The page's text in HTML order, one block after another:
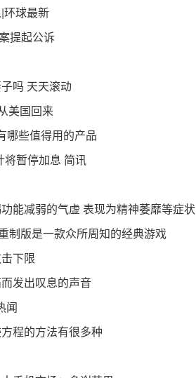
环球最新
提起公诉
吗 天天滚动
美国回来
哪些值得用的产品
将暂停加息 简讯
能减弱的气虚 表现为精神萎靡等症状
制版是一款众所周知的经典游戏
下限
发出叹息的声音
闻
程的方法有很多种